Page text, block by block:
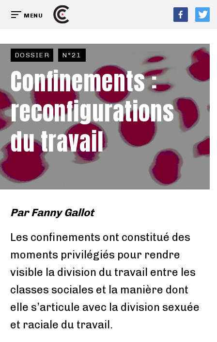
MENU
DOSSIER N°21
Confinements :
reconfigurations
du travail
ParFanny Gallot
Les confinements ont constitué des
moments privilégiés pour rendre
visible la division du travail entre les
classes sociales et la manière dont
elle s’articule avec la division sexuée
et raciale du travail.